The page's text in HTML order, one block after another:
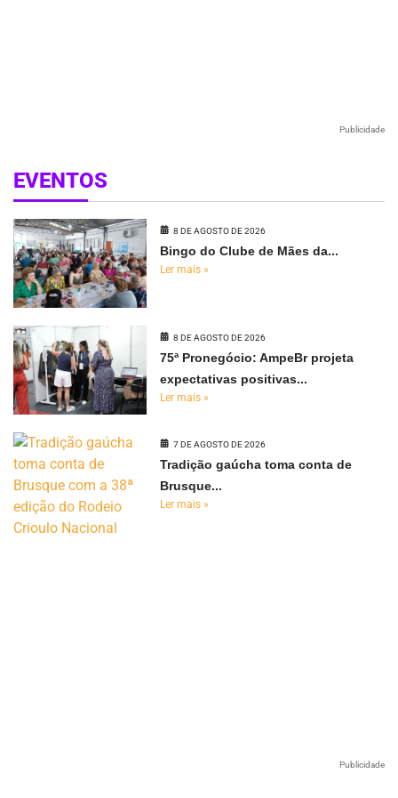
Publicidade
EVENTOS
8 DE AGOSTO DE 2026
Bingo do Clube de Mães da...
Ler mais »
8 DE AGOSTO DE 2026
75ª Pronegócio: AmpeBr projeta
expectativas positivas...
Ler mais »
7 DE AGOSTO DE 2026
Tradição gaúcha toma conta de
Brusque...
Ler mais »
Publicidade